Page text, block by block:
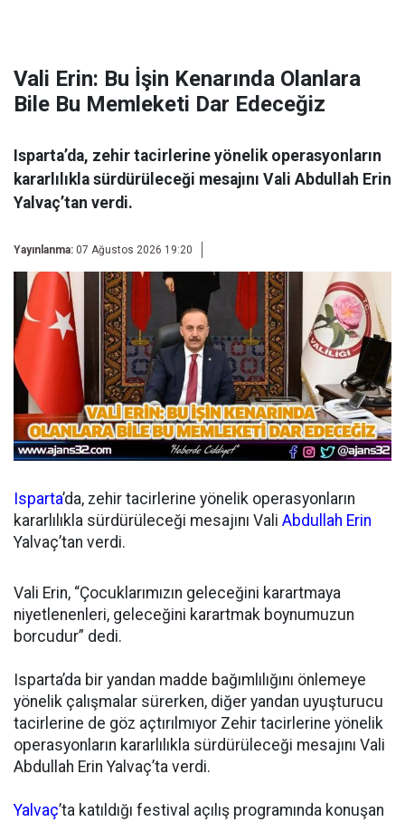
Vali Erin: Bu İşin Kenarında Olanlara
Bile Bu Memleketi Dar Edeceğiz
Isparta’da, zehir tacirlerine yönelik operasyonların
kararlılıkla sürdürüleceği mesajını Vali Abdullah Erin
Yalvaç’tan verdi.
Yayınlanma: 07 Ağustos 2026 19:20
Isparta’da, zehir tacirlerine yönelik operasyonların
kararlılıkla sürdürüleceği mesajını Vali Abdullah Erin
Yalvaç’tan verdi.
Vali Erin, “Çocuklarımızın geleceğini karartmaya
niyetlenenleri, geleceğini karartmak boynumuzun
borcudur” dedi.
Isparta’da bir yandan madde bağımlılığını önlemeye
yönelik çalışmalar sürerken, diğer yandan uyuşturucu
tacirlerine de göz açtırılmıyor Zehir tacirlerine yönelik
operasyonların kararlılıkla sürdürüleceği mesajını Vali
Abdullah Erin Yalvaç’ta verdi.
Yalvaç’ta katıldığı festival açılış programında konuşan